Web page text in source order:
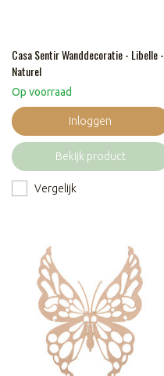
Casa Sentir Wanddecoratie - Libelle -
Naturel
Op voorraad
Inloggen
Bekijk product
Vergelijk